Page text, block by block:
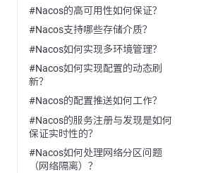
#Nacos的高可用性如何保证？
#Nacos支持哪些存储介质？
#Nacos如何实现多环境管理？
#Nacos如何实现配置的动态刷
新？
#Nacos的配置推送如何工作？
#Nacos的服务注册与发现是如何
保证实时性的？
#Nacos如何处理网络分区问题
（网络隔离）？